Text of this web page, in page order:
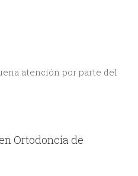
atención por parte del
Ortodoncia de